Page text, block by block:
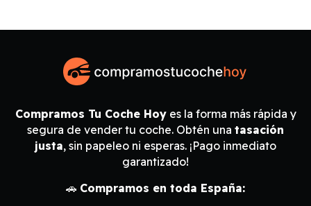
Compramos Tu Coche Hoyes la forma más rápida y
segura de vender tu coche. Obtén una tasación
justa, sin papeleo ni esperas. ¡Pago inmediato
garantizado!
🚗 Compramos en toda España: